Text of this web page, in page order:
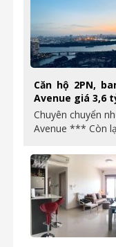
Căn hộ 2PN,
Avenue giá 3,6
Chuyên chuyển
Avenue *** Còn